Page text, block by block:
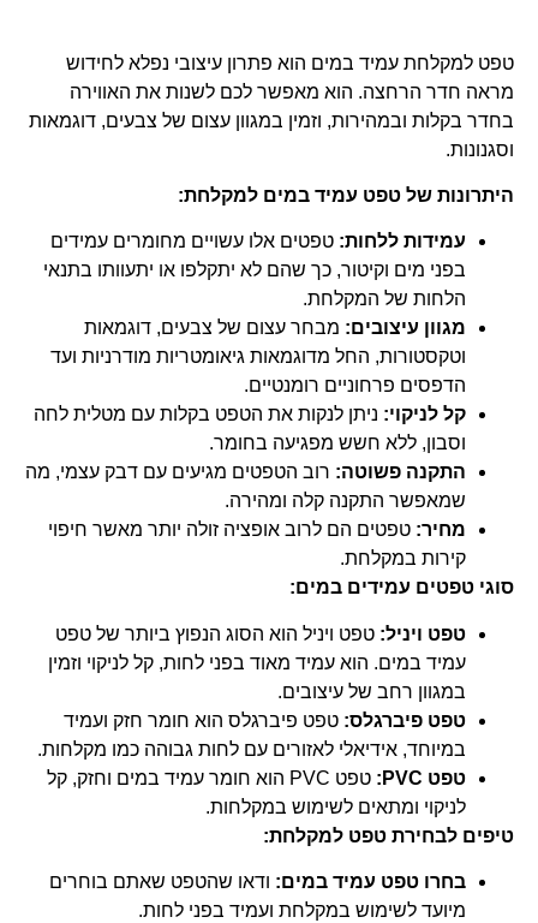
טפט למקלחת עמיד במים הוא פתרון עיצובי נפלא לחידוש
מראה חדר הרחצה. הוא מאפשר לכם לשנות את האווירה
בחדר בקלות ובמהירות, וזמין במגוון עצום של צבעים, דוגמאות
וסגנונות.
היתרונות של טפט עמיד במים למקלחת:
עמידות ללחות: טפטים אלו עשויים מחומרים עמידים
בפני מים וקיטור, כך שהם לא יתקלפו או יתעוותו בתנאי
הלחות של המקלחת.
מגוון עיצובים: מבחר עצום של צבעים, דוגמאות
וטקסטורות, החל מדוגמאות גיאומטריות מודרניות ועד
הדפסים פרחוניים רומנטיים.
קל לניקוי: ניתן לנקות את הטפט בקלות עם מטלית לחה
וסבון, ללא חשש מפגיעה בחומר.
התקנה פשוטה: רוב הטפטים מגיעים עם דבק עצמי, מה
שמאפשר התקנה קלה ומהירה.
מחיר: טפטים הם לרוב אופציה זולה יותר מאשר חיפוי
קירות במקלחת.
סוגי טפטים עמידים במים:
טפט ויניל: טפט ויניל הוא הסוג הנפוץ ביותר של טפט
עמיד במים. הוא עמיד מאוד בפני לחות, קל לניקוי וזמין
במגוון רחב של עיצובים.
טפט פיברגלס: טפט פיברגלס הוא חומר חזק ועמיד
במיוחד, אידיאלי לאזורים עם לחות גבוהה כמו מקלחות.
טפט PVC:
טפט PVC הוא חומר עמיד במים וחזק, קל
לניקוי ומתאים לשימוש במקלחות.
טיפים לבחירת טפט למקלחת:
בחרו טפט עמיד במים: ודאו שהטפט שאתם בוחרים
מיועד לשימוש במקלחת ועמיד בפני לחות.